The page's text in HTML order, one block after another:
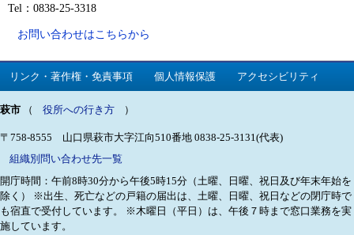
Tel：0838-25-3318
お問い合わせはこちらから
リンク・著作権・免責事項 個人情報保護 アクセシビリティ
萩市 （ 役所への行き方 ）
〒758-8555 山口県萩市大字江向510番地 0838-25-3131(代表)
組織別問い合わせ先一覧
開庁時間：午前8時30分から午後5時15分（土曜、日曜、祝日及び年末年始を
除く）
※出生、死亡などの戸籍の届出は、土曜、日曜、祝日などの閉庁時で
も宿直で受付しています。
※木曜日（平日）は、午後７時まで窓口業務を実
施しています。